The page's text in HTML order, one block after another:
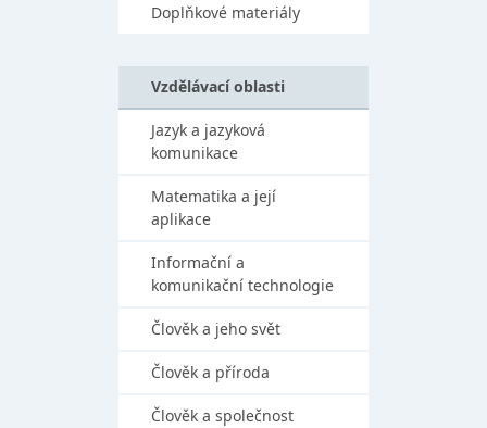
Doplňkové materiály
Vzdělávací oblasti
Jazyk a jazyková
komunikace
Matematika a její
aplikace
Informační a
komunikační technologie
Člověk a jeho svět
Člověk a příroda
Člověk a společnost